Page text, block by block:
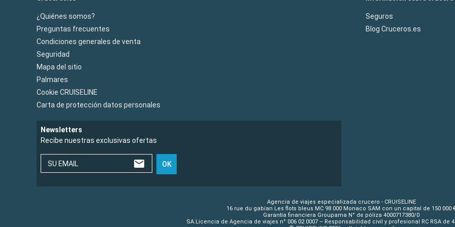
¿Quiénes somos?
Preguntas frecuentes
Condiciones generales de venta
Seguridad
Mapa del sitio
Palmares
Cookie CRUISELINE
Carta de protección datos personales
Seguros
Blog Cruceros.es
Newsletters
Recibe nuestras exclusivas ofertas
SU EMAIL OK
Agencia de viajes especializada crucero - CRUISELINE
16 rue du gabian Les flots bleus MC 98 000 Monaco SAM con un capital de 150 000 €
Garantía financiera Groupama N° de póliza 4000717380/0
SA.Licencia de Agencia de viajes n° 006 02 0007 – Responsabilidad civil y profesional RC RSA de 4